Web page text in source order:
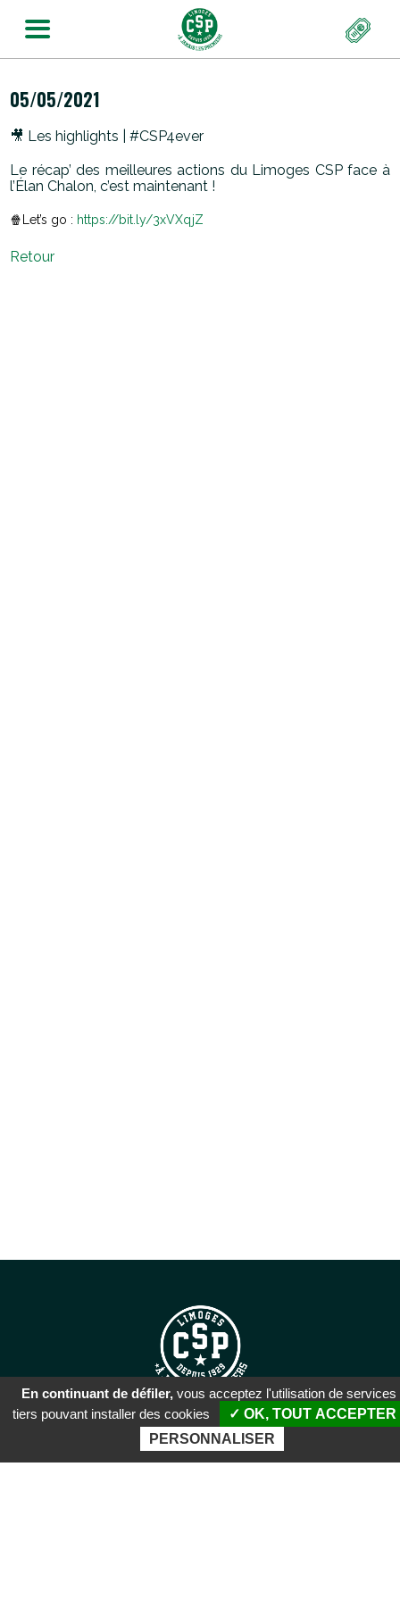
05/05/2021
🎥 Les highlights | #CSP4ever
Le récap’ des meilleures actions du Limoges CSP face à
l’Élan Chalon, c’est maintenant !
🍿Let’s go : https://bit.ly/3xVXqjZ
Retour
SIÈGE SOCIAL
51 rue Descartes
En continuant de défiler, vous acceptez l'utilisation de services
tiers pouvant installer des cookies
✓ OK, TOUT ACCEPTER
PERSONNALISER